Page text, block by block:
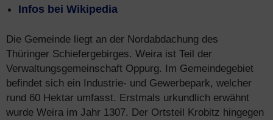
Infos bei Wikipedia
Die Gemeinde liegt an der Nordabdachung des
Thüringer Schiefergebirges. Weira ist Teil der
Verwaltungsgemeinschaft Oppurg. Im Gemeindegebiet
befindet sich ein Industrie- und Gewerbepark, welcher
rund 60 Hektar umfasst. Erstmals urkundlich erwähnt
wurde Weira im Jahr 1307. Der Ortsteil Krobitz hingegen